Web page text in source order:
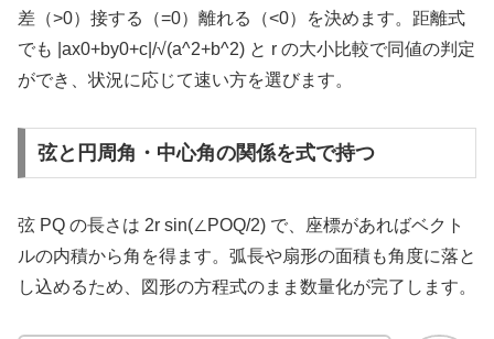
差（>0）接する（=0）離れる（<0）を決めます。距離式
でも |ax0+by0+c|/√(a^2+b^2) と r の大小比較で同値の判定
ができ、状況に応じて速い方を選びます。
弦と円周角・中心角の関係を式で持つ
弦 PQ の長さは 2r sin(∠POQ/2) で、座標があればベクト
ルの内積から角を得ます。弧長や扇形の面積も角度に落と
し込めるため、図形の方程式のまま数量化が完了します。